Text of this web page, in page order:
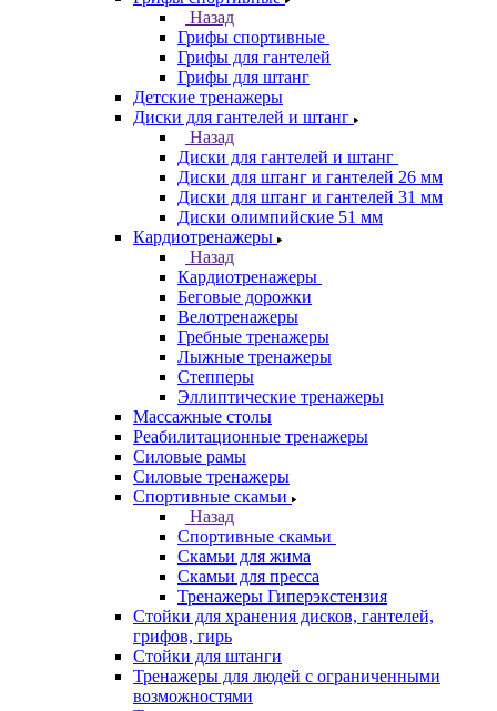
Назад
Грифы спортивные
Грифы для гантелей
Грифы для штанг
Детские тренажеры
Диски для гантелей и штанг
Назад
Диски для гантелей и штанг
Диски для штанг и гантелей 26 мм
Диски для штанг и гантелей 31 мм
Диски олимпийские 51 мм
Кардиотренажеры
Назад
Кардиотренажеры
Беговые дорожки
Велотренажеры
Гребные тренажеры
Лыжные тренажеры
Степперы
Эллиптические тренажеры
Массажные столы
Реабилитационные тренажеры
Силовые рамы
Силовые тренажеры
Спортивные скамьи
Назад
Спортивные скамьи
Скамьи для жима
Скамьи для пресса
Тренажеры Гиперэкстензия
Стойки для хранения дисков, гантелей,
грифов, гирь
Стойки для штанги
Тренажеры для людей с ограниченными
возможностями